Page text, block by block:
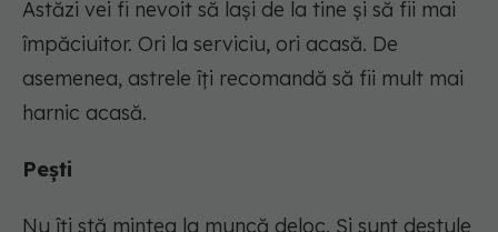
Astăzi vei fi nevoit să lași de la tine și să fii mai
împăciuitor. Ori la serviciu, ori acasă. De
asemenea, astrele îți recomandă să fii mult mai
harnic acasă.
Pești
Nu îți stă mintea la muncă deloc. Și sunt destule